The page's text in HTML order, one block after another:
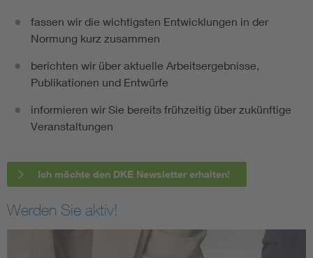
fassen wir die wichtigsten Entwicklungen in der
Normung kurz zusammen
berichten wir über aktuelle Arbeitsergebnisse,
Publikationen und Entwürfe
informieren wir Sie bereits frühzeitig über zukünftige
Veranstaltungen
Ich möchte den DKE Newsletter erhalten!
Werden Sie aktiv!